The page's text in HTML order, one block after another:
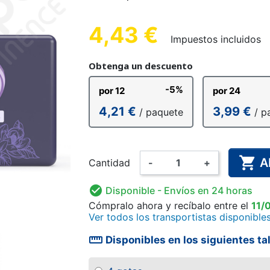
BODY MONO
Y
DESINFECCIÓN DE MANOS
NIÑOS
PAÑAL LAVABLE PARA
PIJAMA
4,43 € Impuestos incluidos
Obtenga un descuento
por 12 -5%
4,21 € / paquete
por 24
3,99 € /
Cantidad - + 
 Disponible - Envíos en 24 horas
Cómpralo ahora y recíbalo entre el 11/
Ver todos los transportistas
straighten Disponibles en los siguientes